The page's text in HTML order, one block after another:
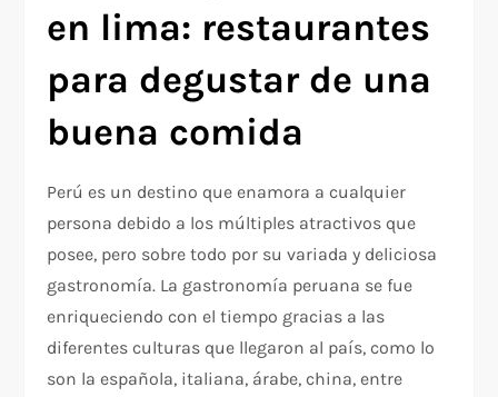
en lima: restaurantes
para degustar de una
buena comida
Perú es un destino que enamora a cualquier
persona debido a los múltiples atractivos que
posee, pero sobre todo por su variada y deliciosa
gastronomía. La gastronomía peruana se fue
enriqueciendo con el tiempo gracias a las
diferentes culturas que llegaron al país, como lo
son la española, italiana, árabe, china, entre